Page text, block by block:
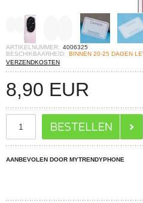
ARTIKELNUMMER: 4006325
BESCHIKBAARHEID: BINNEN 20-25 DAGEN
VERZENDKOSTEN
8,90 EUR
AANBEVOLEN DOOR MYTRENDYPHONE